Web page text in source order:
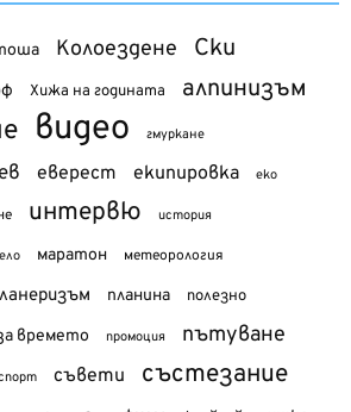
Колоездене Ски
Хижа на годината алпинизъм
видео гмуркане
еверест екипировка еко
интервю история
маратон метеорология
планина полезно
времето промоция пътуване
съвети състезание